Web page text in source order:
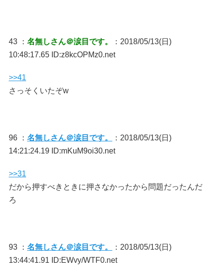
43 ： 名無しさん＠涙目です。
：2018/05/13(日)
10:48:17.65 ID:z8kcOPMz0.net
>>41
さっそくいたぞw
96 ： 名無しさん＠涙目です。
：2018/05/13(日)
14:21:24.19 ID:mKuM9oi30.net
>>31
だから押すべきときに押さなかったから問題だったんだ
ろ
93 ： 名無しさん＠涙目です。
：2018/05/13(日)
13:44:41.91 ID:EWvy/WTF0.net